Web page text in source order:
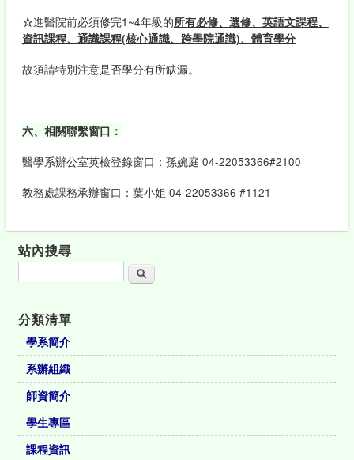
☆進醫院前必須修完1~4年級的所有必修、選修、英語文課程、
資訊課程、通識課程(核心通識、跨學院通識)、體育學分
故須請特別注意是否學分有所缺漏。
六、相關聯繫窗口：
醫學系辦公室英檢登錄窗口：孫婉庭 04-22053366#2100
教務處課務承辦窗口：葉小姐 04-22053366 #1121
站內搜尋
搜尋
分類清單
學系簡介
系辦組織
師資簡介
學生專區
課程資訊